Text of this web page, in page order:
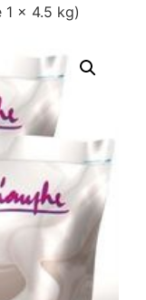
1 x 4.5 kg)